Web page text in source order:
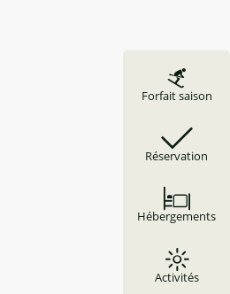
Forfait saison
Réservation
Hébergements
Activités